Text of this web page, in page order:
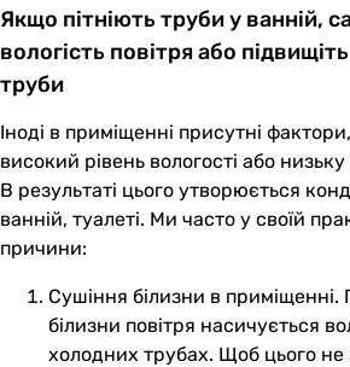
Якщо пітніють труби у ванній,
вологість повітря або
труби
Іноді в приміщенні присутні
високий рівень вологості або
В результаті цього утворюється
ванній, туалеті. Ми часто у своїй
причини:
Сушіння білизни в приміщенні.
білизни повітря насичується
холодних трубах. Щоб цього не